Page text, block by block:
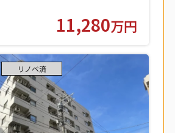
11,280万円
リノベ済